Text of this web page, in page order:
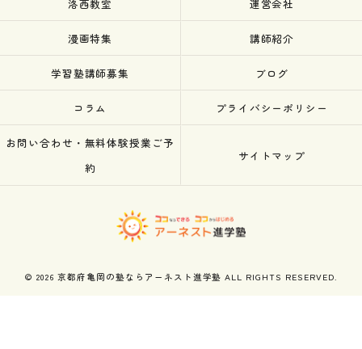
洛西教室 運営会社
漫画特集 講師紹介
学習塾講師募集 ブログ
コラム プライバシーポリシー
お問い合わせ・無料体験授業ご予
約
サイトマップ
© 2026 京都府亀岡の塾ならアーネスト進学塾 ALL RIGHTS RESERVED.